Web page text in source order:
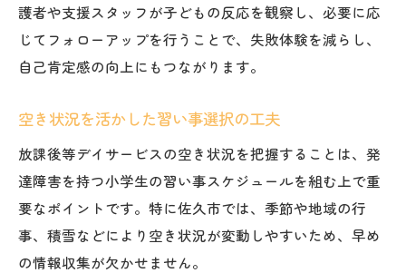
護者や支援スタッフが子どもの反応を観察し、必要に応
じてフォローアップを行うことで、失敗体験を減らし、
自己肯定感の向上にもつながります。
空き状況を活かした習い事選択の工夫
放課後等デイサービスの空き状況を把握することは、発
達障害を持つ小学生の習い事スケジュールを組む上で重
要なポイントです。特に佐久市では、季節や地域の行
事、積雪などにより空き状況が変動しやすいため、早め
の情報収集が欠かせません。